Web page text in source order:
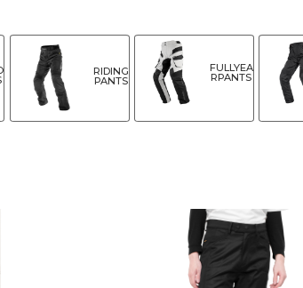
RIDING
PANTS
FULLYEA
RPANTS